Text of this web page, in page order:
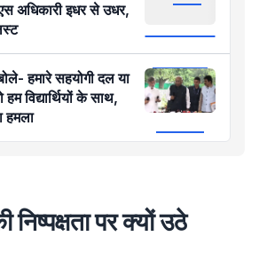
अधिकारी इधर से उधर,
हमारे सहयोगी दल या
विद्यार्थियों के साथ,
हमला
पर क्यों उठे